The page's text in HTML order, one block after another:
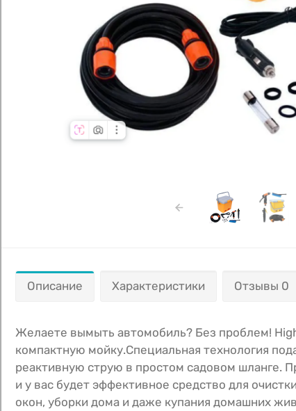
Описание Характеристики Отзывы 0
Желаете вымыть автомобиль? Без проблем!
компактную мойку.Специальная технология
реактивную струю в простом садовом шланге.
и у вас будет эффективное средство для
окон, уборки дома и даже купания домашних